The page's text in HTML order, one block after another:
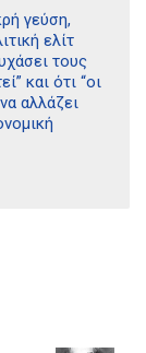
γεύση,
ελίτ
τους
και ότι “οι
αλλάζει